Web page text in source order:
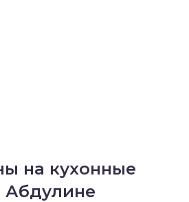
на кухонные
Абдулине